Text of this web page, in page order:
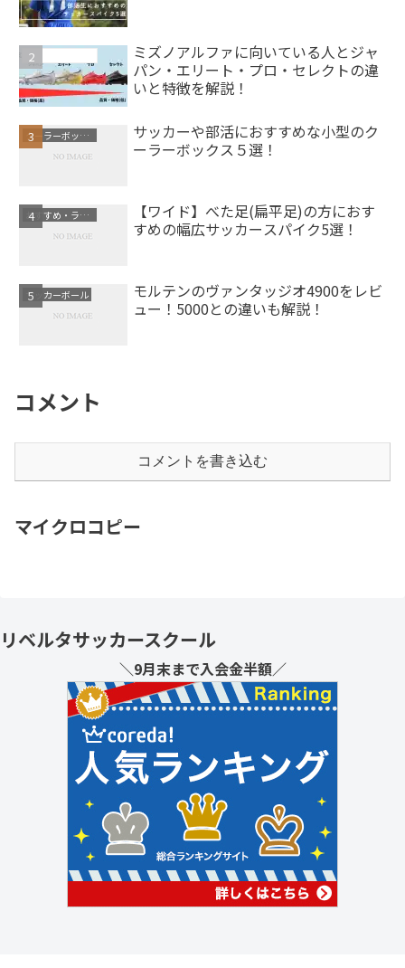
ミズノアルファに向いている人とジャ
パン・エリート・プロ・セレクトの違
いと特徴を解説！
クーラーボックス
サッカーや部活におすすめな小型のク
ーラーボックス５選！
おすすめ・ランキング
【ワイド】べた足(扁平足)の方におす
すめの幅広サッカースパイク5選！
サッカーボール
モルテンのヴァンタッジオ4900をレビ
ュー！5000との違いも解説！
コメント
コメントを書き込む
マイクロコピー
リベルタサッカースクール
＼9月末まで入会金半額／